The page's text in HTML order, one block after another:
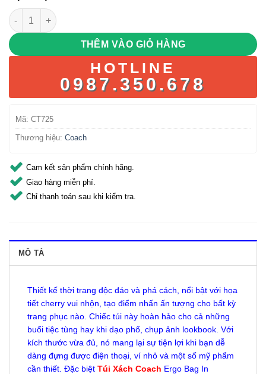
Coach CL754 - Màu Kem/Đỏ số lượng
THÊM VÀO GIỎ HÀNG
HOTLINE
0987.350.678
Mã: CT725
Thương hiệu: Coach
Cam kết sản phẩm chính hãng.
Giao hàng miễn phí.
Chỉ thanh toán sau khi kiểm tra.
MÔ TẢ
Thiết kế thời trang độc đáo và phá cách, nổi bật với họa
tiết cherry vui nhộn, tạo điểm nhấn ấn tượng cho bất kỳ
trang phục nào. Chiếc túi này hoàn hảo cho cả những
buổi tiệc tùng hay khi dạo phố, chụp ảnh lookbook. Với
kích thước vừa đủ, nó mang lại sự tiện lợi khi bạn dễ
dàng đựng được điện thoại, ví nhỏ và một số mỹ phẩm
cần thiết. Đặc biệt Túi Xách Coach Ergo Bag In